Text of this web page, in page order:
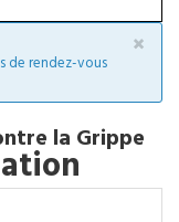
×
de rendez-vous
la Grippe